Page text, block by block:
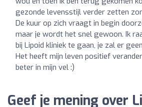
gezonde levensstijl verder zetten
De kuur op zich vraagt in begin
maar je wordt het snel gewoon. Ik
bij Lipoid kliniek te gaan, je zal er
Het heeft mijn leven positief
beter in mijn vel :)
Geef je mening over